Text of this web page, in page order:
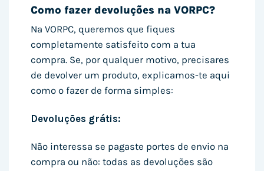
Como fazer devoluções na VORPC?
Na VORPC, queremos que fiques
completamente satisfeito com a tua
compra. Se, por qualquer motivo, precisares
de devolver um produto, explicamos-te aqui
como o fazer de forma simples:
Devoluções grátis:
Não interessa se pagaste portes de envio na
compra ou não: todas as devoluções são